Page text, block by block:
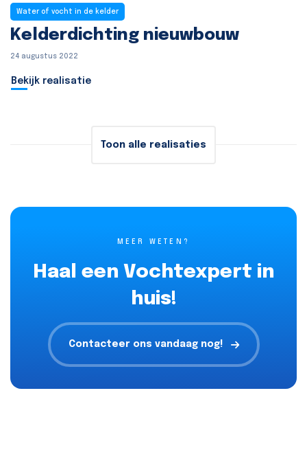
Water of vocht in de kelder
Kelderdichting nieuwbouw
24 augustus 2022
Bekijk realisatie
Toon alle realisaties
MEER WETEN?
Haal een Vochtexpert in
huis!
Contacteer ons vandaag nog!